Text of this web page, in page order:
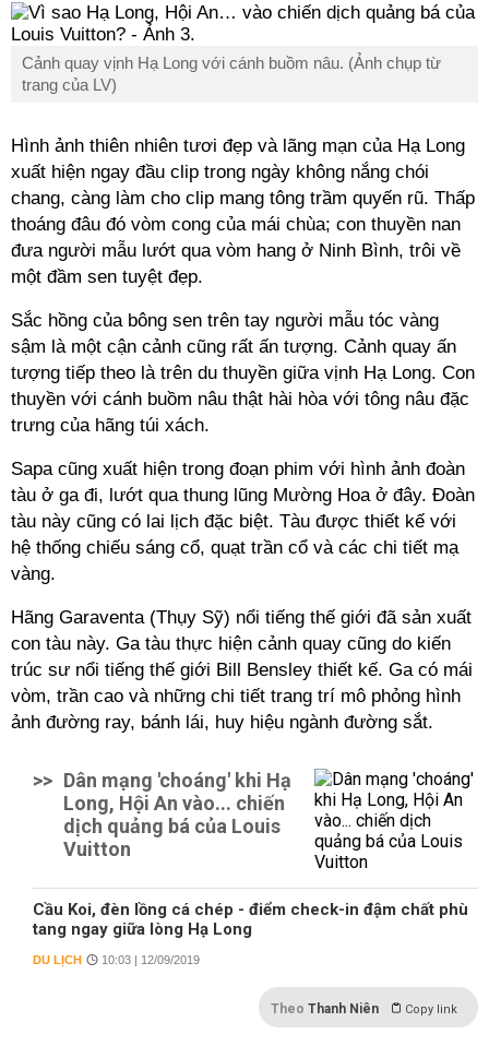
Cảnh quay vịnh Hạ Long với cánh buồm nâu. (Ảnh chụp từ
trang của LV)
Hình ảnh thiên nhiên tươi đẹp và lãng mạn của Hạ Long
xuất hiện ngay đầu clip trong ngày không nắng chói
chang, càng làm cho clip mang tông trầm quyến rũ. Thấp
thoáng đâu đó vòm cong của mái chùa; con thuyền nan
đưa người mẫu lướt qua vòm hang ở Ninh Bình, trôi về
một đầm sen tuyệt đẹp.
Sắc hồng của bông sen trên tay người mẫu tóc vàng
sậm là một cận cảnh cũng rất ấn tượng. Cảnh quay ấn
tượng tiếp theo là trên du thuyền giữa vịnh Hạ Long. Con
thuyền với cánh buồm nâu thật hài hòa với tông nâu đặc
trưng của hãng túi xách.
Sapa cũng xuất hiện trong đoạn phim với hình ảnh đoàn
tàu ở ga đi, lướt qua thung lũng Mường Hoa ở đây. Đoàn
tàu này cũng có lai lịch đặc biệt. Tàu được thiết kế với
hệ thống chiếu sáng cổ, quạt trần cổ và các chi tiết mạ
vàng.
Hãng Garaventa (Thụy Sỹ) nổi tiếng thế giới đã sản xuất
con tàu này. Ga tàu thực hiện cảnh quay cũng do kiến
trúc sư nổi tiếng thế giới Bill Bensley thiết kế. Ga có mái
vòm, trần cao và những chi tiết trang trí mô phỏng hình
ảnh đường ray, bánh lái, huy hiệu ngành đường sắt.
>> Dân mạng 'choáng' khi Hạ
Long, Hội An vào... chiến
dịch quảng bá của Louis
Vuitton
Cầu Koi, đèn lồng cá chép - điểm check-in đậm chất phù
tang ngay giữa lòng Hạ Long
DU LỊCH 10:03 | 12/09/2019
Theo Thanh Niên Copy link